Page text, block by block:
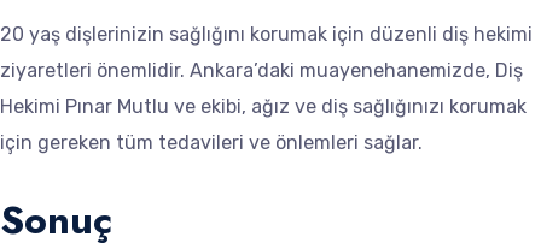
20 yaş dişlerinizin sağlığını korumak için düzenli diş hekimi
ziyaretleri önemlidir. Ankara’daki muayenehanemizde, Diş
Hekimi Pınar Mutlu ve ekibi, ağız ve diş sağlığınızı korumak
için gereken tüm tedavileri ve önlemleri sağlar.
Sonuç